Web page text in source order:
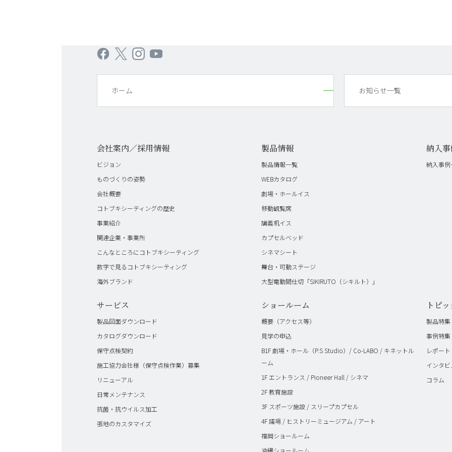
ホーム お知らせ一覧
会社案内／採用情報
ビジョン
ものづくりの姿勢
会社概要
コトブキシーティングの歴史
事業紹介
関連企業・事業所
こんなところにコトブキシーティング
数字で見るコトブキシーティング
海外ブランド
製品情報
製品情報一覧
WEBカタログ
劇場・ホールイス
移動観覧席
講義机イス
カプセルベッド
シネマシート
舞台・可動ステージ
大型電動間仕切「SIKIRUTO（シキルト）」
納入
納入事例
サービス
製品図面ダウンロード
カタログダウンロード
保守点検契約
施工協力会社様（保守点検作業）募集
リニューアル
日常メンテナンス
抗菌・抗ウイルス加工
張地のカスタマイズ
ショールーム
概要（アクセス等）
見学の申込
B1F 劇場・ホール（P.S Studio）/ Co-LABO / キネットル
ーム
1F エントランス / Pioneer Hall / シネマ
2F 教育施設
3F スポーツ施設 / スリープカプセル
4F 議場 / ヒストリーミュージアム / アート
福岡ショールーム
トピ
製品特集
事例特集
レポート
インタ
コラム